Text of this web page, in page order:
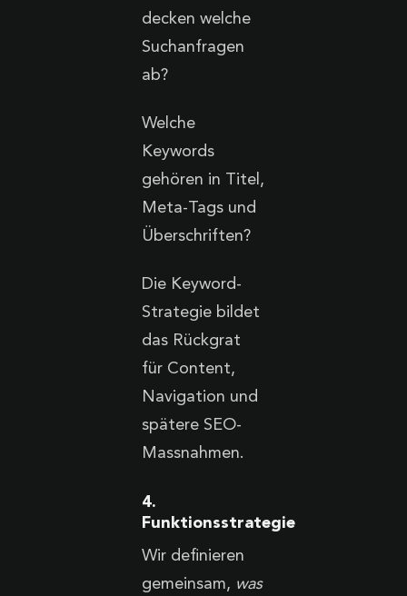
decken welche
Suchanfragen
ab?
Welche
Keywords
gehören in Titel,
Meta-Tags und
Überschriften?
Die Keyword-
Strategie bildet
das Rückgrat
für Content,
Navigation und
spätere SEO-
Massnahmen.
4.
Funktionsstrategie
Wir definieren
gemeinsam, was